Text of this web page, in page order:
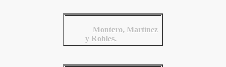
Montero, Martínez
y Robles.